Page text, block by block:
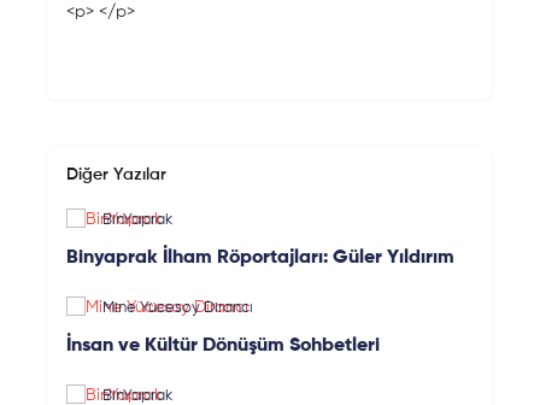
<p> </p>
Diğer Yazılar
BinYaprak
Binyaprak İlham Röportajları: Güler Yıldırım
Mine Yücesoy Dirancı
İnsan ve Kültür Dönüşüm Sohbetleri
BinYaprak